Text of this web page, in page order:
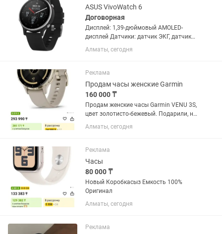
модель...
ASUS VivoWatch 6
Договорная
Дисплей: 1,39-дюймовый AMOLED-
дисплей Датчики: датчик ЭКГ, датчик
ФПГ, датчик BIA, датчик GPS, датчик
ускорения. Bluetooth 5.0 или более
синхронизации с Android 8 или...
Алматы, сегодня
Реклама
Продам часы женские Garmin
160 000 ₸
Продам женские часы Garmin VENU 3S,
цвет золотисто-бежевый. Подарили, но
так и не подружилась с ними. Стекло в
идеальном состоянии, без царапин.
Алматы, сегодня
Реклама
Часы
80 000 ₸
Новый Коробкасыз Емкость 100%
Оригинал
Алматы, сегодня
Реклама